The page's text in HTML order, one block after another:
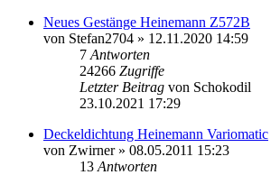
Neues Gestänge Heinemann Z572B
von Stefan2704 » 12.11.2020 14:59
7 Antworten
24266 Zugriffe
Letzter Beitrag von Schokodil
23.10.2021 17:29
Deckeldichtung Heinemann Variomatic
von Zwirner» 08.05.2011 15:23
13 Antworten